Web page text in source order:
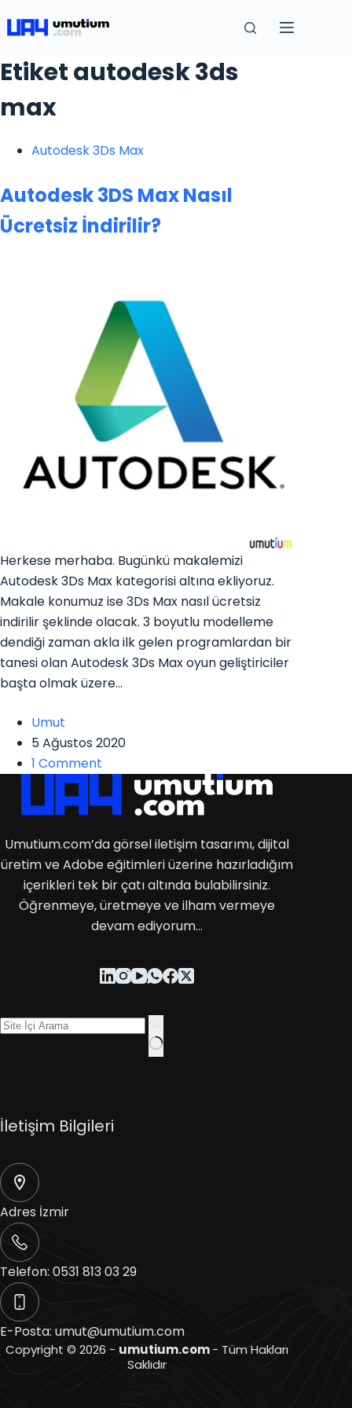
Etiketautodesk 3ds
max
Autodesk 3Ds Max
Autodesk 3DS Max Nasıl
Ücretsiz İndirilir?
Herkese merhaba. Bugünkü makalemizi
Autodesk 3Ds Max kategorisi altına ekliyoruz.
Makale konumuz ise 3Ds Max nasıl ücretsiz
indirilir şeklinde olacak. 3 boyutlu modelleme
dendiği zaman akla ilk gelen programlardan bir
tanesi olan Autodesk 3Ds Max oyun geliştiriciler
başta olmak üzere…
Umut
5 Ağustos 2020
1 Comment
Umutium.com’da görsel iletişim tasarımı, dijital
üretim ve Adobe eğitimleri üzerine hazırladığım
içerikleri tek bir çatı altında bulabilirsiniz.
Öğrenmeye, üretmeye ve ilham vermeye
devam ediyorum…
İletişim Bilgileri
Adres İzmir
Telefon:0531 813 03 29
E-Posta: umut@umutium.com
Copyright © 2026 - umutium.com- Tüm Hakları
Saklıdır